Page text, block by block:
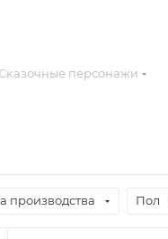
Сказочные персонажи
производства Пол